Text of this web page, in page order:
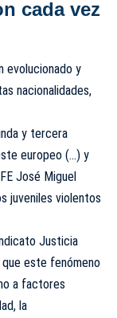
cada vez
evolucionado y
nacionalidades,
y tercera
europeo (…) y
José Miguel
juveniles violentos
Justicia
que este fenómeno
a factores
la